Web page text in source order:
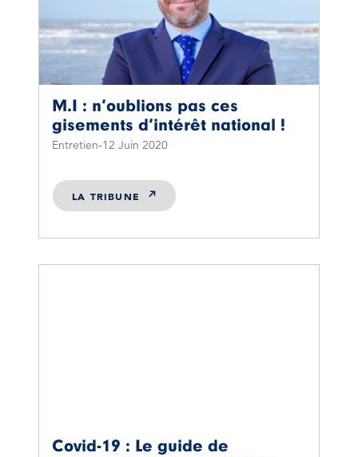
M.I : n’oublions pas ces
gisements d’intérêt national !
Entretien 12 Juin 2020
LA TRIBUNE
Covid-19 : Le guide de